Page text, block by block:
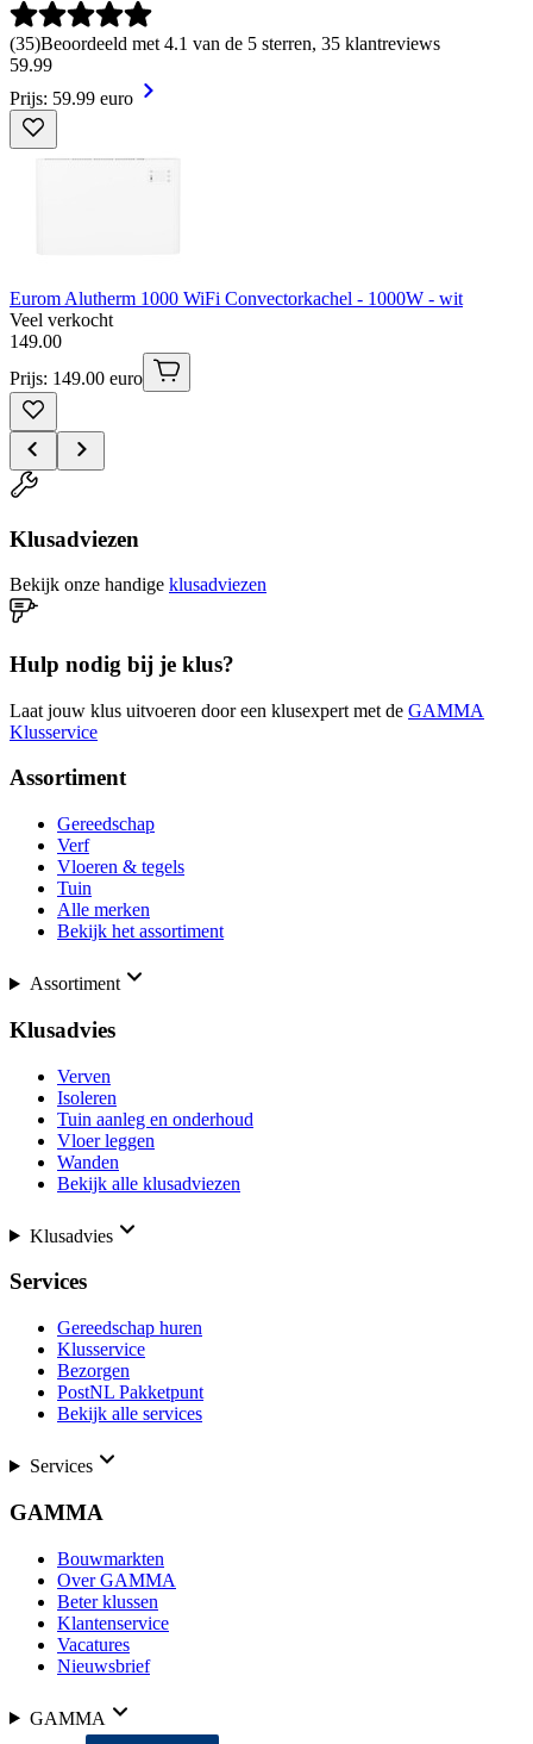
(35)Beoordeeld met 4.1 van de 5 sterren, 35 klantreviews
59.99
Prijs: 59.99 euro
Eurom Alutherm 1000 WiFi Convectorkachel - 1000W - wit
Veel verkocht
149.00
Prijs: 149.00 euro
Klusadviezen
Bekijk onze handige klusadviezen
Hulp nodig bij je klus?
Laat jouw klus uitvoeren door een klusexpert met de GAMMA
Klusservice
Assortiment
Gereedschap
Verf
Vloeren & tegels
Tuin
Alle merken
Bekijk het assortiment
Assortiment
Klusadvies
Verven
Isoleren
Tuin aanleg en onderhoud
Vloer leggen
Wanden
Bekijk alle klusadviezen
Klusadvies
Services
Gereedschap huren
Klusservice
Bezorgen
PostNL Pakketpunt
Bekijk alle services
Services
GAMMA
Bouwmarkten
Over GAMMA
Beter klussen
Klantenservice
Vacatures
Nieuwsbrief
GAMMA